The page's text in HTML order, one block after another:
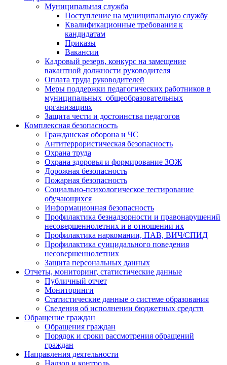
Муниципальная служба
Поступление на муниципальную службу
Квалификационные требования к
кандидатам
Приказы
Вакансии
Кадровый резерв, конкурс на замещение
вакантной должности руководителя
Оплата труда руководителей
Меры поддержки педагогических работников в
муниципальных общеобразовательных
организациях
Защита чести и достоинства педагогов
Комплексная безопасность
Гражданская оборона и ЧС
Антитеррористическая безопасность
Охрана труда
Охрана здоровья и формирование ЗОЖ
Дорожная безопасность
Пожарная безопасность
Социально-психологическое тестирование
обучающихся
Информационная безопасность
Профилактика безнадзорности и правонарушений
несовершеннолетних и в отношении их
Профилактика наркомании, ПАВ, ВИЧ/СПИД
Профилактика суицидального поведения
несовершеннолетних
Защита персональных данных
Отчеты, мониторинг, статистические данные
Публичный отчет
Мониторинги
Статистические данные о системе образования
Сведения об исполнении бюджетных средств
Обращение граждан
Обращения граждан
Порядок и сроки рассмотрения обращений
граждан
Направления деятельности